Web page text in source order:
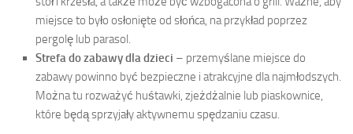
miejsce to było osłonięte od słońca, na przykład poprzez
pergolę lub parasol.
Strefa do zabawy dla dzieci – przemyślane miejsce do
zabawy powinno być bezpieczne i atrakcyjne dla najmłodszych.
Można tu rozważyć huśtawki, zjeżdżalnie lub piaskownice,
które będą sprzyjały aktywnemu spędzaniu czasu.